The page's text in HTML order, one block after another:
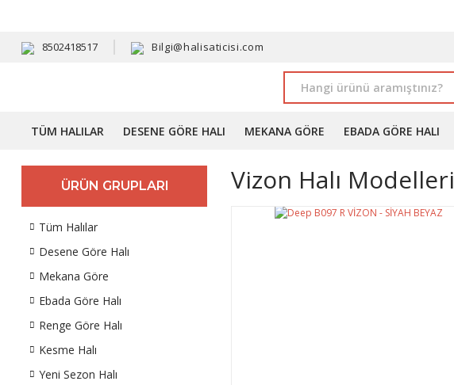
8502418517 Bilgi@halisaticisi.com
TÜM HALILAR DESENE GÖRE HALI MEKANA GÖRE EBADA GÖRE HALI
ÜRÜN GRUPLARI
Tüm Halılar
Desene Göre Halı
Mekana Göre
Ebada Göre Halı
Renge Göre Halı
Kesme Halı
Yeni Sezon Halı
Vizon Halı Modelleri